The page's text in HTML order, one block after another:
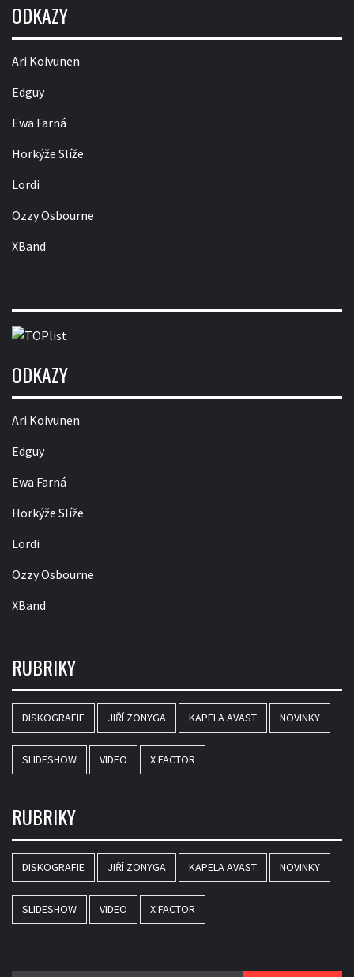
ODKAZY
Ari Koivunen
Edguy
Ewa Farná
Horkýže Slíže
Lordi
Ozzy Osbourne
XBand
ODKAZY
Ari Koivunen
Edguy
Ewa Farná
Horkýže Slíže
Lordi
Ozzy Osbourne
XBand
RUBRIKY
DISKOGRAFIE JIŘÍ ZONYGA KAPELA AVAST NOVINKY
SLIDESHOW VIDEO X FACTOR
RUBRIKY
DISKOGRAFIE JIŘÍ ZONYGA KAPELA AVAST NOVINKY
SLIDESHOW VIDEO X FACTOR